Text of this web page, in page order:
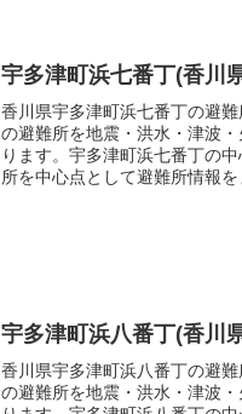
宇多津町浜七番丁(香川
香川県宇多津町浜七番丁の避
の避難所を地震・洪水・津波
ります。宇多津町浜七番丁の
所を中心点として避難所情報
宇多津町浜八番丁(香川
香川県宇多津町浜八番丁の避
の避難所を地震・洪水・津波